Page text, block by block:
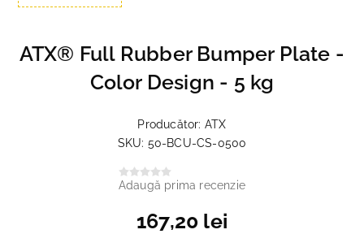
ATX® Full Rubber Bumper Plate -
Color Design - 5 kg
Producător: ATX
SKU: 50-BCU-CS-0500
Adaugă prima recenzie
167,20 lei